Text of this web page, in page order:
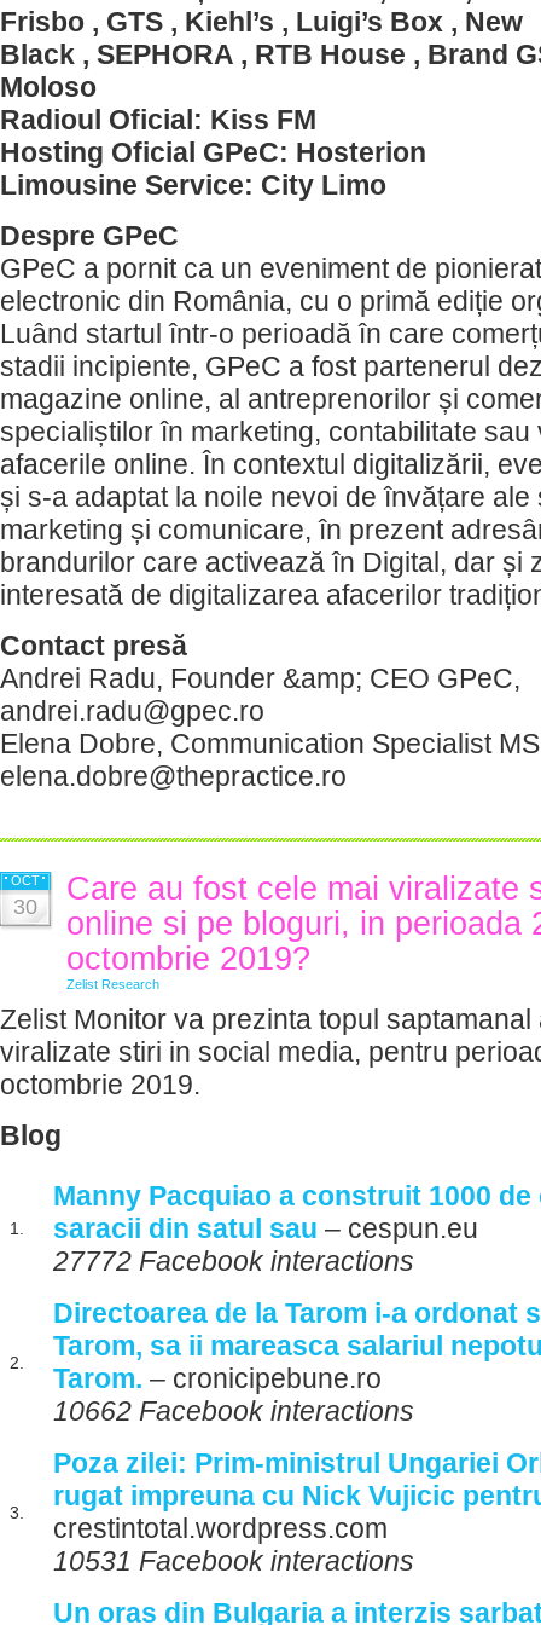
Frisbo , GTS , Kiehl’s , Luigi’s Box , New
Black , SEPHORA , RTB House , Brand
Moloso
Radioul Oficial: Kiss FM
Hosting Oficial GPeC: Hosterion
Limousine Service: City Limo
Despre GPeC
GPeC a pornit ca un eveniment de
electronic din România, cu o primă ediție
Luând startul într-o perioadă în care
stadii incipiente, GPeC a fost partenerul
magazine online, al antreprenorilor și
specialiștilor în marketing, contabilitate sau
afacerile online. În contextul digitalizării,
și s-a adaptat la noile nevoi de învățare ale
marketing și comunicare, în prezent
brandurilor care activează în Digital, dar și
interesată de digitalizarea afacerilor
Contact presă
Andrei Radu, Founder &amp; CEO GPeC,
andrei.radu@gpec.ro
Elena Dobre, Communication Specialist
elena.dobre@thepractice.ro
OCT
30
Care au fost cele mai viralizate
online si pe bloguri, in perioada
octombrie 2019?
Zelist Research
Zelist Monitor va prezinta topul saptamanal
viralizate stiri in social media, pentru
octombrie 2019.
Blog
1.
Manny Pacquiao a construit 1000
saracii din satul sau – cespun.eu
27772 Facebook interactions
2.
Directoarea de la Tarom i-a ordonat
Tarom, sa ii mareasca salariul
Tarom. – cronicipebune.ro
10662 Facebook interactions
3.
Poza zilei: Prim-ministrul Ungariei
rugat impreuna cu Nick Vujicic
crestintotal.wordpress.com
10531 Facebook interactions
Un oras din Bulgaria a interzis